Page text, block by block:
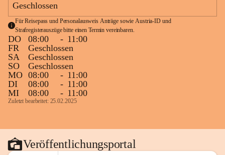
Geschlossen
Für Reisepass und Personalausweis Anträge sowie Austria-ID und
Strafregisterauszüge bitte einen Termin vereinbaren.
DO 08:00 - 11:00
FR
Geschlossen
SA
Geschlossen
SO
Geschlossen
MO 08:00 - 11:00
DI
08:00 - 11:00
MI
08:00 - 11:00
Zuletzt bearbeitet: 25.02.2025
Veröffentlichungsportal